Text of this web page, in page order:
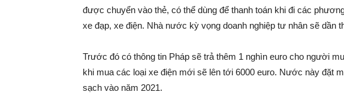
được chuyển vào thẻ, có thể dùng để thanh toán khi đi các
xe đạp, xe điện. Nhà nước kỳ vọng doanh nghiệp tư nhân sẽ dần
Trước đó có thông tin Pháp sẽ trả thêm 1 nghìn euro cho người
khi mua các loại xe điện mới sẽ lên tới 6000 euro. Nước này đặt
sạch vào năm 2021.